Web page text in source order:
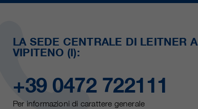
LA SEDE CENTRALE DI LEITNER A
VIPITENO (I):
+39 0472 722111
Per informazioni di carattere generale